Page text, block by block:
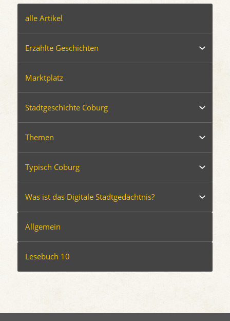
alle Artikel
Erzählte Geschichten
Marktplatz
Stadtgeschichte Coburg
Themen
Typisch Coburg
Was ist das Digitale Stadtgedächtnis?
Allgemein
Lesebuch 10